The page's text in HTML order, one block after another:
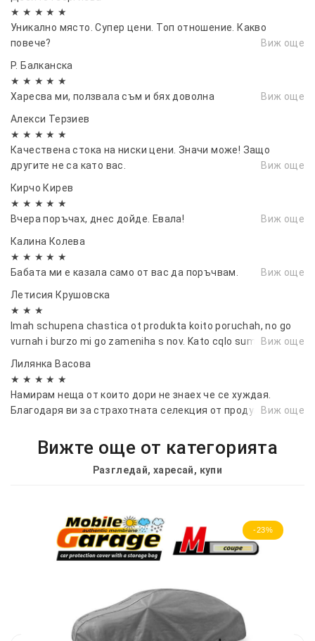
оставите около 10 см неотлепено фолио от
подложката в долния край.
Поставете фолиото от вътрешната страна
екстра от всички страни.
Застопорете фолиото като напръскате
центъра му и след това го минете с
шпатулата – от центъра навън към ъглите.
Дооформете лошите ъгли на изрязания от вас
шаблон (желателно е всичките ъгли да са
заоблени).
Напръскайте фолиото с разтвор и минете с
шпатула с лек натиск , след това повторете с
по-голям натиск.
Препоръчително е 5-6 дни прозореца да не се
сваля и да не се почиства.
★ ★ ★ ★ ★
Уникално място. Супер цени. Топ отношение. Какво
повече?
Виж още
Р. Балканска
★ ★ ★ ★ ★
Харесва ми, ползвала съм и бях доволна
Виж още
Алекси Терзиев
★ ★ ★ ★ ★
Качествена стока на ниски цени. Значи може! Защо
другите не са като вас.
Виж още
Кирчо Кирев
★ ★ ★ ★ ★
Вчера поръчах, днес дойде. Евала!
Виж още
Калина Колева
★ ★ ★ ★ ★
Бабата ми е казала само от вас да поръчвам.
Виж още
Летисия Крушовска
★ ★ ★
Imah schupena chastica ot produkta koito poruchah, no go
vurnah i burzo mi go zameniha s nov. Kato cqlo sum dovolna
Виж още
Лилянка Васовa
★ ★ ★ ★ ★
Намирам неща от които дори не знаех че се хуждая.
Благодаря ви за страхотната селекция от продукти!Виж още
Вижте още от категорията
Разгледай, харесай, купи
-23%